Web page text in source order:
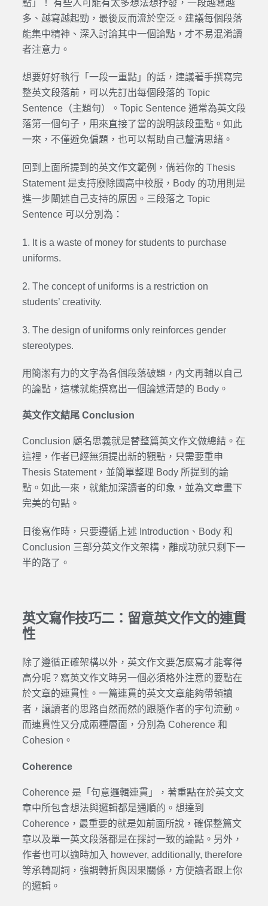
點」！ 有些人可能有太多想法想抒發，一段越寫越
多、越寫越起勁，最後反而流於空泛。建議每個段落
能集中精神、深入討論其中一個論點，才不易混淆讀
者注意力。
想要好好執行「一段一重點」的話，建議著手撰寫完
整英文段落前，可以先訂出每個段落的 Topic
Sentence（主題句）。Topic Sentence 通常為英文段
落第一個句子，用來直接了當的說明該段重點。如此
一來，不僅避免偏題，也可以幫助自己釐清思緒。
回到上面所提到的英文作文範例，倘若你的 Thesis
Statement 是支持廢除國高中校服，Body 的功用則是
進一步闡述自己支持的原因。三段落之 Topic
Sentence 可以分別為：
1. It is a waste of money for students to purchase
uniforms.
2. The concept of uniforms is a restriction on
students’ creativity.
3. The design of uniforms only reinforces gender
stereotypes.
用簡潔有力的文字為各個段落破題，內文再輔以自己
的論點，這樣就能撰寫出一個論述清楚的 Body。
英文作文結尾 Conclusion
Conclusion 顧名思義就是替整篇英文作文做總結。在
這裡，作者已經無須提出新的觀點，只需要重申
Thesis Statement，並簡單整理 Body 所提到的論
點。如此一來，就能加深讀者的印象，並為文章畫下
完美的句點。
日後寫作時，只要遵循上述 Introduction、Body 和
Conclusion 三部分英文作文架構，離成功就只剩下一
半的路了。
英文寫作技巧二：留意英文作文的連貫
性
除了遵循正確架構以外，英文作文要怎麼寫才能奪得
高分呢？寫英文作文時另一個必須格外注意的要點在
於文章的連貫性。一篇連貫的英文文章能夠帶領讀
者，讓讀者的思路自然而然的跟隨作者的字句流動。
而連貫性又分成兩種層面，分別為 Coherence 和
Cohesion。
Coherence
Coherence 是「句意邏輯連貫」，著重點在於英文文
章中所包含想法與邏輯都是通順的。想達到
Coherence，最重要的就是如前面所說，確保整篇文
章以及單一英文段落都是在探討一致的論點。另外，
作者也可以適時加入 however, additionally, therefore
等承轉副詞，強調轉折與因果關係，方便讀者跟上你
的邏輯。